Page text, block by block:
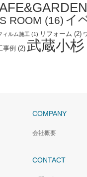
ROOM (16) イ
ィルム施工 (1) リフォーム (2)
事例 (2) 武蔵小杉
COMPANY
会社概要
CONTACT